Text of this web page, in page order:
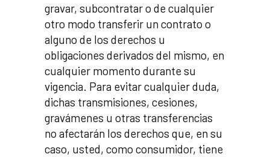
gravar, subcontratar o de cualquier
otro modo transferir un contrato o
alguno de los derechos u
obligaciones derivados del mismo, en
cualquier momento durante su
vigencia. Para evitar cualquier duda,
dichas transmisiones, cesiones,
gravámenes u otras transferencias
no afectarán los derechos que, en su
caso, usted, como consumidor, tiene